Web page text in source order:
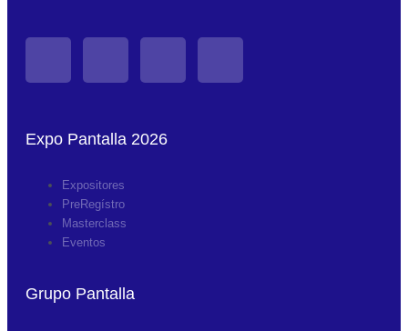
Expo Pantalla 2026
Expositores
PreRegístro
Masterclass
Eventos
Grupo Pantalla